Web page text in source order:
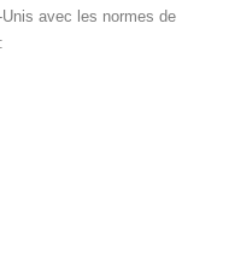
avec les normes de